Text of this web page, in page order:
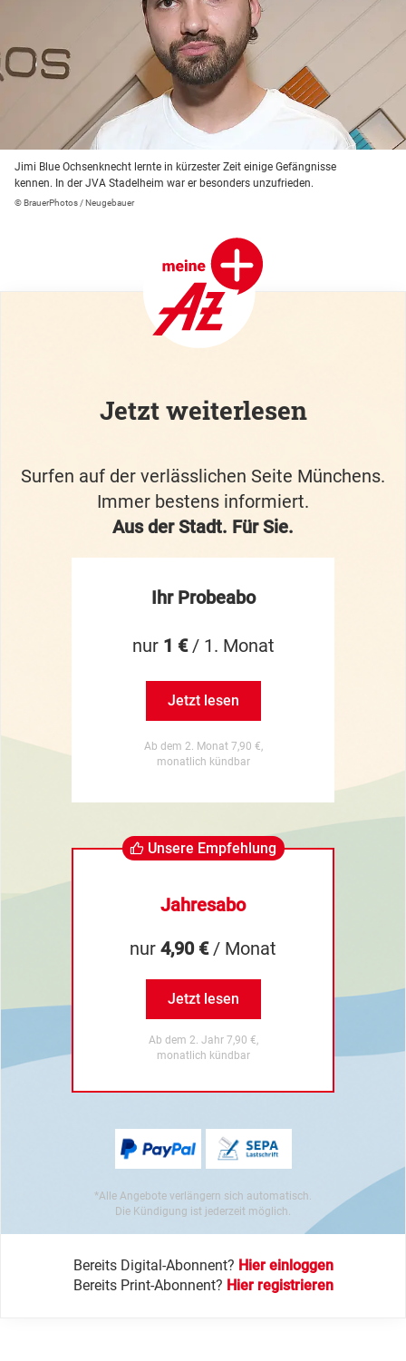
Jimi Blue Ochsenknecht lernte in kürzester Zeit einige Gefängnisse
kennen. In der JVA Stadelheim war er besonders unzufrieden.
© BrauerPhotos / Neugebauer
Jetzt weiterlesen
Surfen auf der verlässlichen Seite Münchens.
Immer bestens informiert.
Aus der Stadt. Für Sie.
Ihr Probeabo
nur 1 €/ 1. Monat
Jetzt lesen
Ab dem 2. Monat 7,90 €,
monatlich kündbar
Unsere Empfehlung
Jahresabo
nur 4,90 €/ Monat
Jetzt lesen
Ab dem 2. Jahr 7,90 €,
monatlich kündbar
*Alle Angebote verlängern sich automatisch.
Die Kündigung ist jederzeit möglich.
Bereits Digital-Abonnent? Hier einloggen
Bereits Print-Abonnent? Hier registrieren